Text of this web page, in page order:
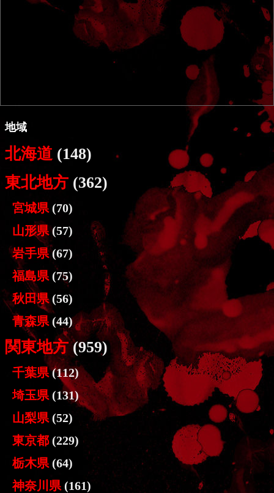
地域
北海道(148)
東北地方 (362)
宮城県 (70)
山形県(57)
岩手県(67)
福島県 (75)
秋田県(56)
青森県 (44)
関東地方(959)
千葉県(112)
埼玉県 (131)
山梨県 (52)
東京都(229)
栃木県 (64)
神奈川県 (161)